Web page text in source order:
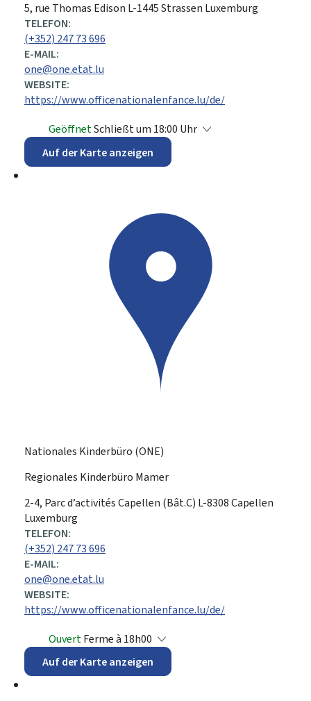
ADRESSE:
5, rue Thomas Edison L-1445Strassen Luxemburg
TELEFON:
(+352) 247 73 696
E-MAIL:
one@one.etat.lu
WEBSITE:
https://www.officenationalenfance.lu/de/
GeöffnetSchließt um 18:00 Uhr
Auf der Karte anzeigen
Nationales Kinderbüro (ONE)
Regionales Kinderbüro Mamer
ADRESSE:
2-4, Parc d’activités Capellen (Bât.C) L-8308Capellen
Luxemburg
TELEFON:
(+352) 247 73 696
E-MAIL:
one@one.etat.lu
WEBSITE:
https://www.officenationalenfance.lu/de/
OuvertFerme à 18h00
Auf der Karte anzeigen